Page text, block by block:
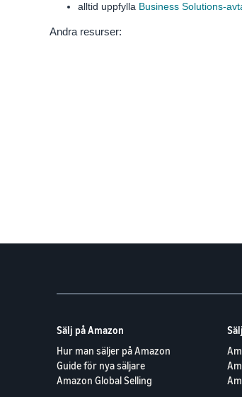
alltid uppfylla Business Solutions-
Andra resurser:
Sälj på Amazon
Hur man säljer på Amazon
Guide för nya säljare
Amazon Global Selling